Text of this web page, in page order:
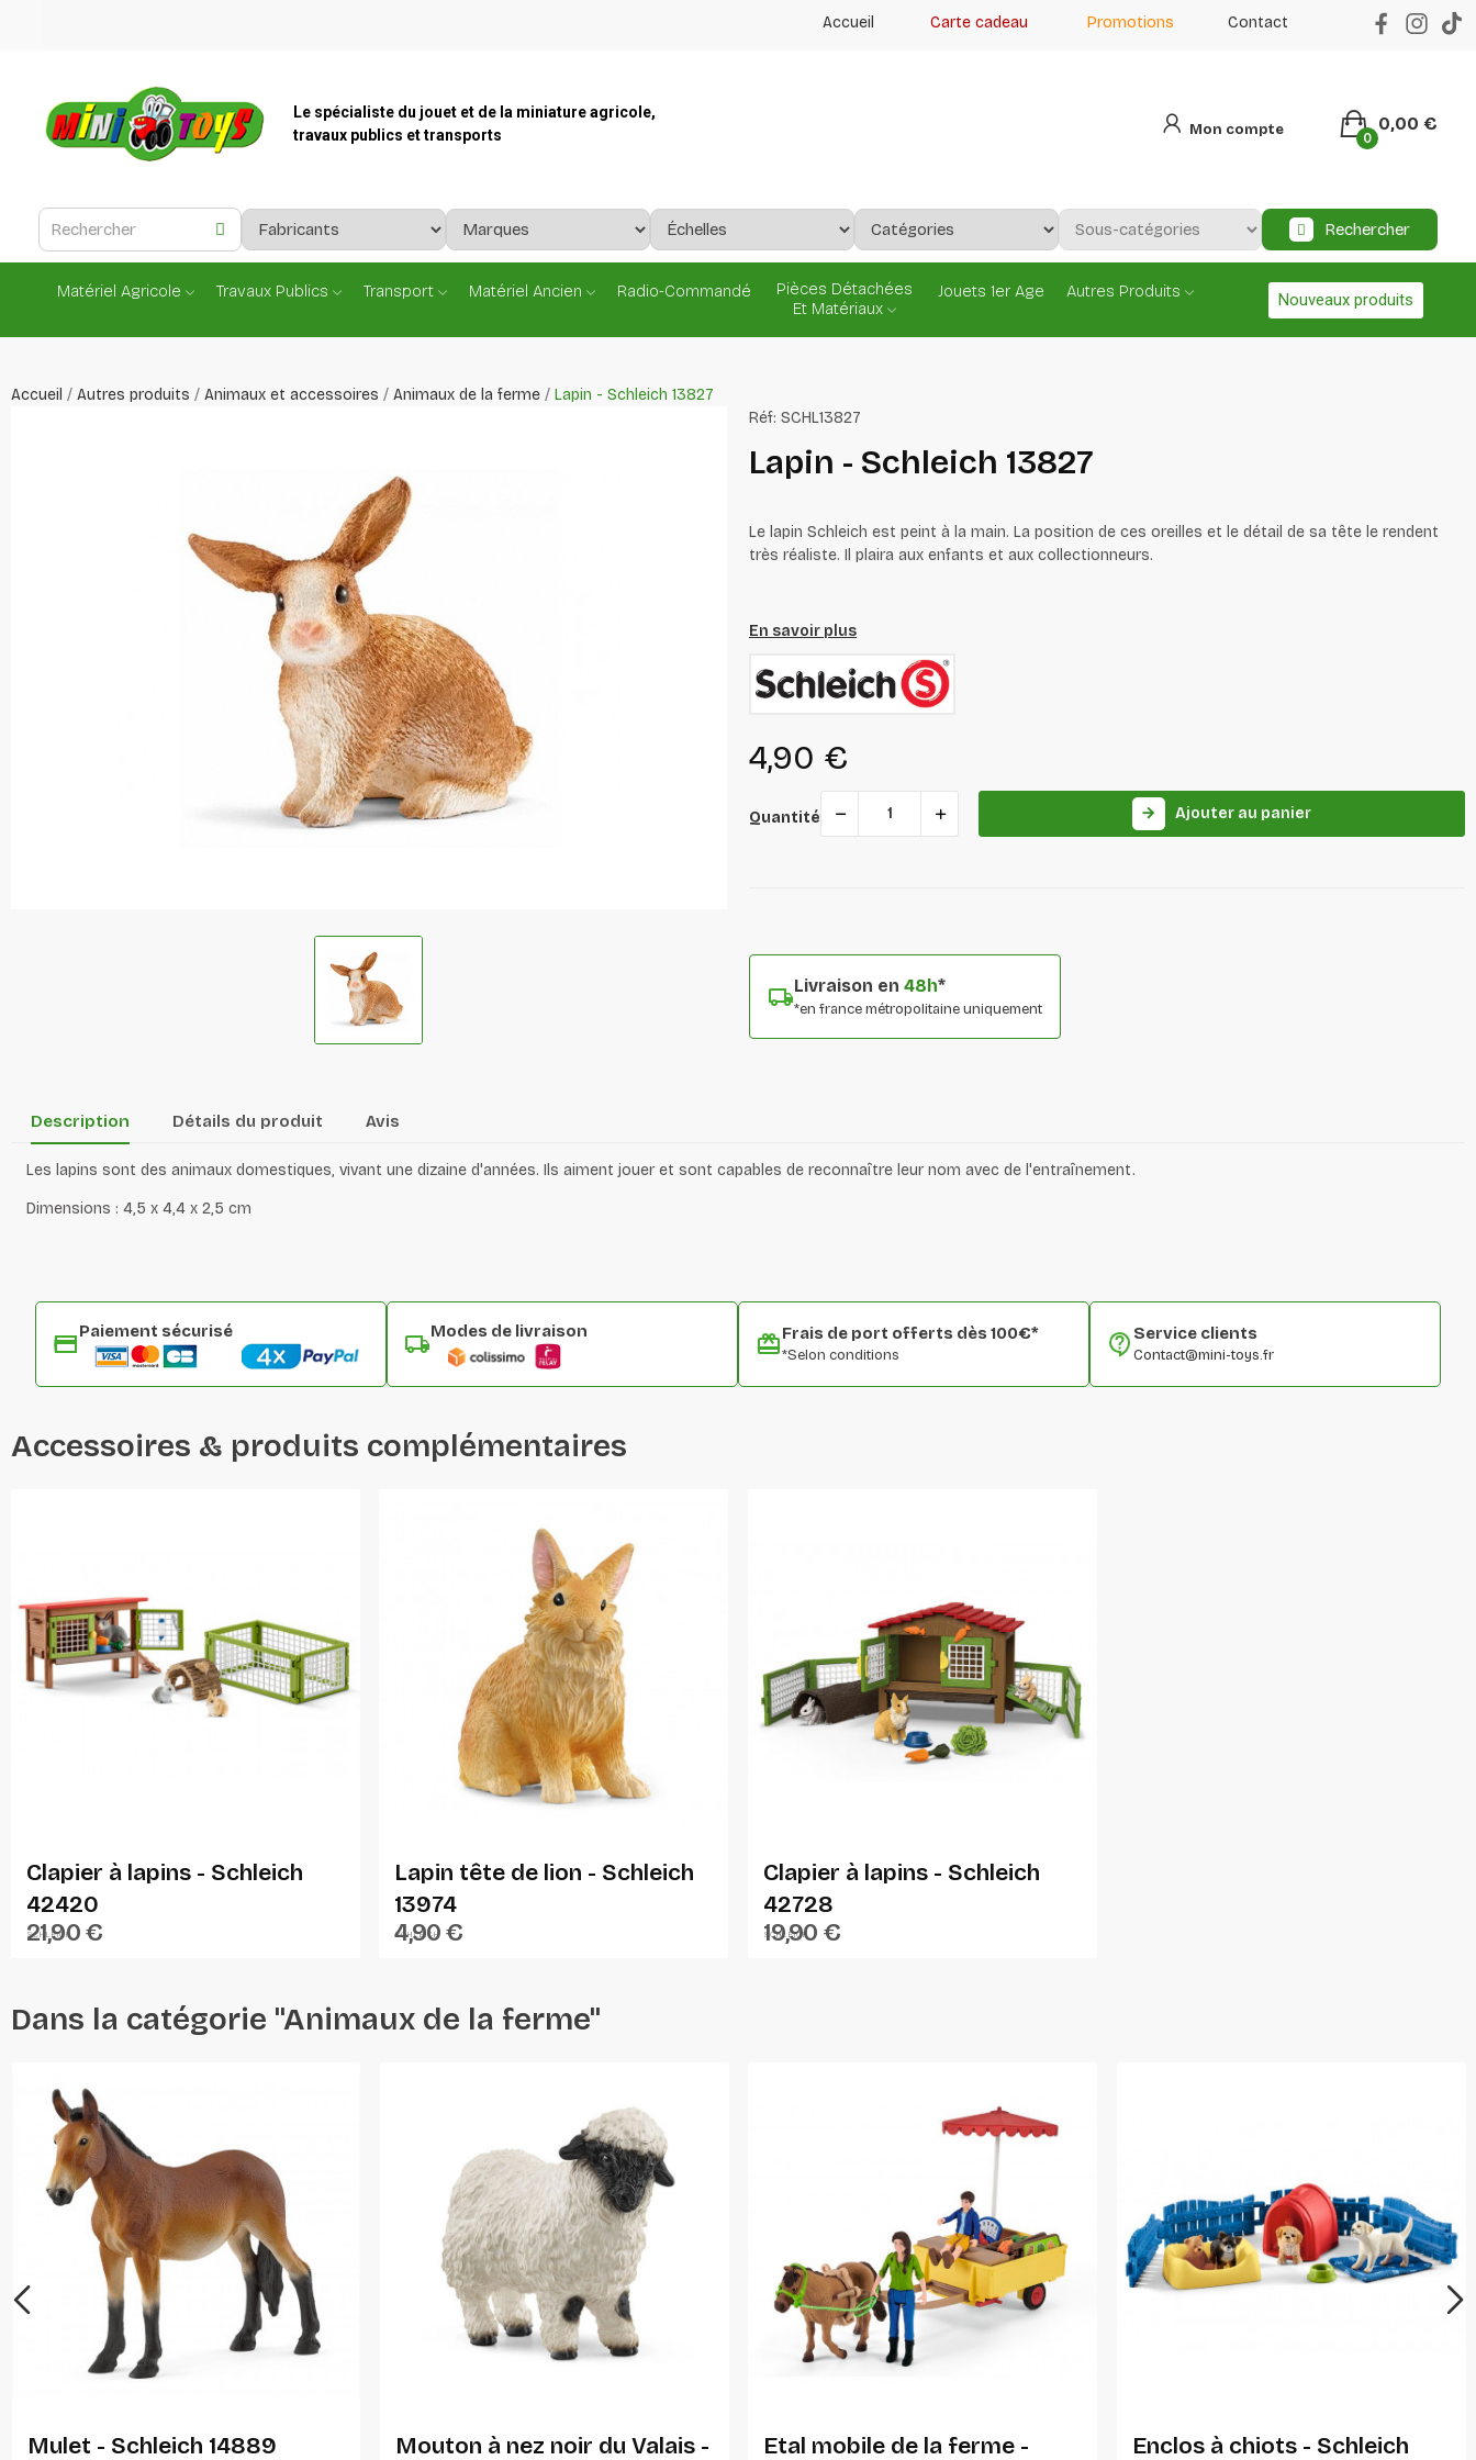
Accueil Carte cadeau Promotions Contact
Le spécialiste du jouet et de la miniature agricole,
travaux publics et transports
Mon compte 0,00 €
0
Rechercher
Matériel Agricole Travaux Publics Transport Matériel Ancien Radio-Commandé
Pièces Détachées
Et Matériaux
Jouets 1er Age Autres Produits Nouveaux produits
Accueil Autres produits Animaux et accessoires Animaux de la ferme
Lapin - Schleich 13827
Réf: SCHL13827
Lapin - Schleich 13827
Le lapin Schleich est peint à la main. La position de ces oreilles et le détail de sa tête le rendent
très réaliste. Il plaira aux enfants et aux collectionneurs.
En savoir plus
4,90 €
Quantité arrow_forward Ajouter au panier
Livraison en 48h*
*en france métropolitaine uniquement
Description Détails du produit Avis
Les lapins sont des animaux domestiques, vivant une dizaine d'années. Ils aiment jouer et sont capables de reconnaître leur nom avec de l'entraînement.
Dimensions : 4,5 x 4,4 x 2,5 cm
Paiement sécurisé Modes de livraison Frais de port offerts dès 100€*
*Selon conditions
Service clients
Contact@mini-toys.fr
Accessoires & produits complémentaires
Clapier à lapins - Schleich
42420
SCHLEICH
21,90 €
Ajouter Au Panier
Lapin tête de lion - Schleich
13974
SCHLEICH
4,90 €
Clapier à lapins - Schleich
42728
SCHLEICH
19,90 €
Dans la catégorie "Animaux de la ferme"
Ajouter Au Panier
Mulet - Schleich 14889
Mouton à nez noir du Valais -
Etal mobile de la ferme -
Enclos à chiots - Schleich